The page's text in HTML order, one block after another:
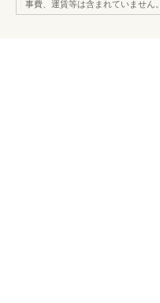
事費、運賃等は含まれていません。